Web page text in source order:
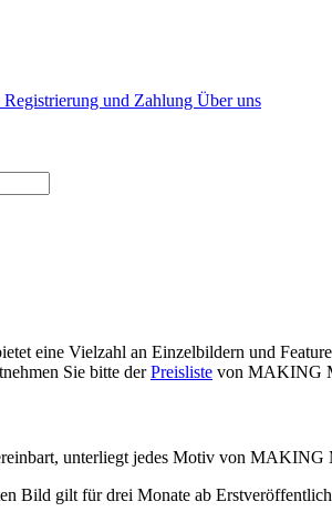
Registrierung und Zahlung Über uns
eine Vielzahl an Einzelbildern und
Sie bitte derPreisliste von MAKING
unterliegt jedes Motiv von MAKING
Bild gilt für drei Monate ab